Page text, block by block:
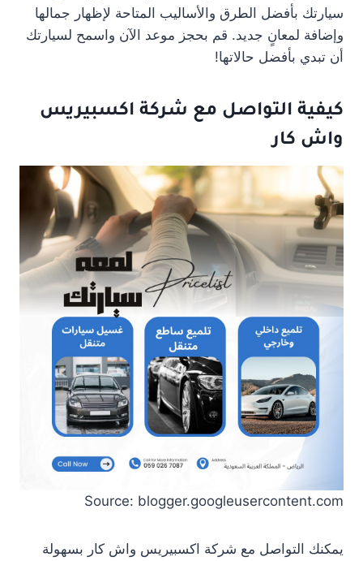
سيارتك بأفضل الطرق والأساليب المتاحة لإظهار جمالها
وإضافة لمعانٍ جديد. قم بحجز موعد الآن واسمح لسيارتك
أن تبدي بأفضل حالاتها!
كيفية التواصل مع شركة اكسبيريس
واش كار
Source: blogger.googleusercontent.com
يمكنك التواصل مع شركة اكسبيريس واش كار بسهولة